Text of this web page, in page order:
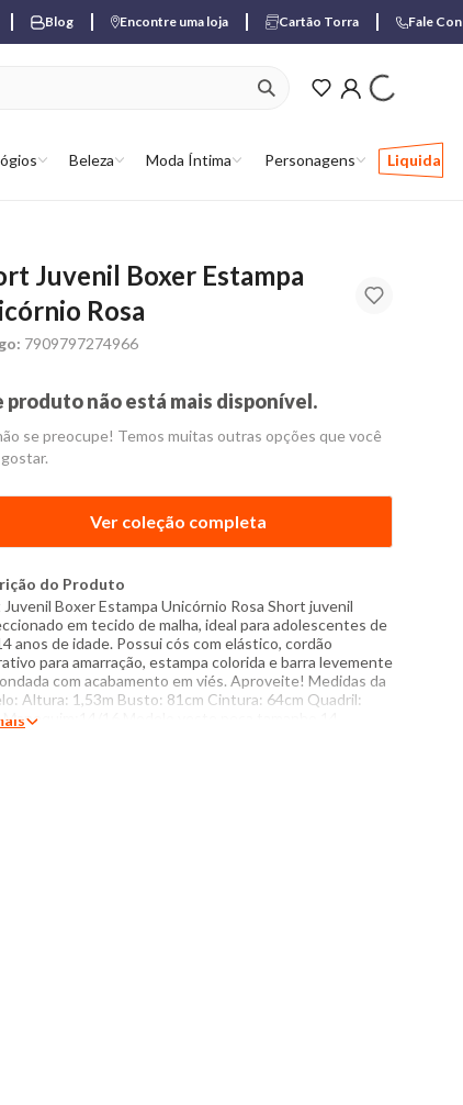
Blog Encontre uma loja Cartão Torra Fale
Beleza Moda Íntima Personagens Liquida
ver produtos
Juvenil Boxer Estampa
Rosa
7909797274966
produto não está mais disponível.
se preocupe! Temos muitas outras opções que você
Ver coleção completa
do Produto
Boxer Estampa Unicórnio Rosa Short juvenil
em tecido de malha, ideal para adolescentes de
anos de idade. Possui cós com elástico, cordão
para amarração, estampa colorida e barra levemente
com acabamento em viés. Aproveite! Medidas da
Altura: 1,53m Busto: 81cm Cintura: 64cm Quadril:
Manequim:14/16 Modelo veste peça tamanho 14.